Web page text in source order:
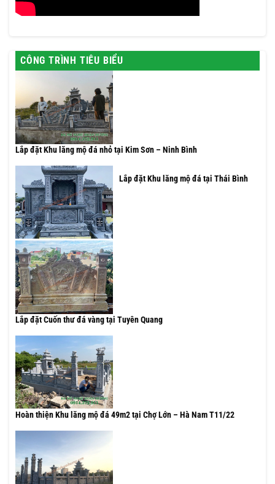
CÔNG TRÌNH TIÊU BIỂU
Lắp đặt Khu lăng mộ đá nhỏ tại Kim Sơn – Ninh Bình
Lắp đặt Khu lăng mộ đá tại Thái Bình
Lắp đặt Cuốn thư đá vàng tại Tuyên Quang
Hoàn thiện Khu lăng mộ đá 49m2 tại Chợ Lớn – Hà Nam T11/22